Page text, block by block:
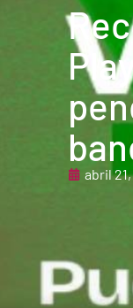
abril